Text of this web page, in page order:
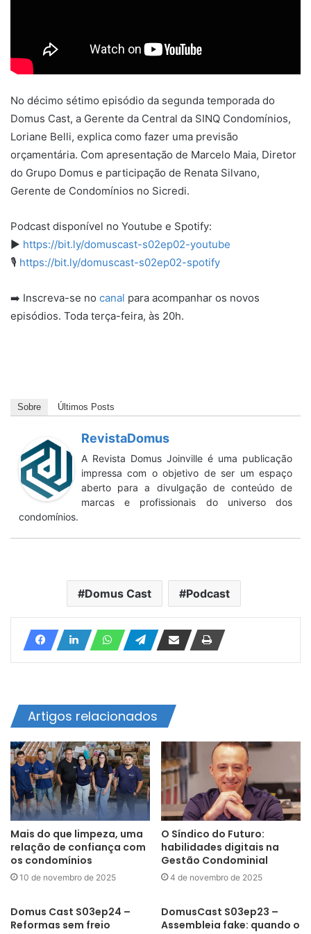
No décimo sétimo episódio da segunda temporada do
Domus Cast, a Gerente da Central da SINQ Condomínios,
Loriane Belli, explica como fazer uma previsão
orçamentária. Com apresentação de Marcelo Maia, Diretor
do Grupo Domus e participação de Renata Silvano,
Gerente de Condomínios no Sicredi.
Podcast disponível no Youtube e Spotify:
▶️ https://bit.ly/domuscast-s02ep02-youtube
🎙️ https://bit.ly/domuscast-s02ep02-spotify
➡️ Inscreva-se no canal para acompanhar os novos
episódios. Toda terça-feira, às 20h.
Sobre Últimos Posts
RevistaDomus
A Revista Domus Joinville é uma publicação
impressa com o objetivo de ser um espaço
aberto para a divulgação de conteúdo de
marcas e profissionais do universo dos
condomínios.
Domus Cast Podcast
Artigos relacionados
Mais do que limpeza, uma
relação de confiança com
os condomínios
10 de novembro de 2025
O Síndico do Futuro:
habilidades digitais na
Gestão Condominial
4 de novembro de 2025
Domus Cast S03ep24 –
Reformas sem freio
DomusCast S03ep23 –
Assembleia fake: quando o